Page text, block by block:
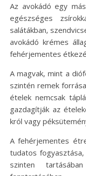
Az avokádó egy
egészséges
salátákban,
avokádó krémes
fehérjementes
A magvak, mint a
szintén remek
ételek nemcsak
gazdagítják az
król vagy
A fehérjementes
tudatos
szinten